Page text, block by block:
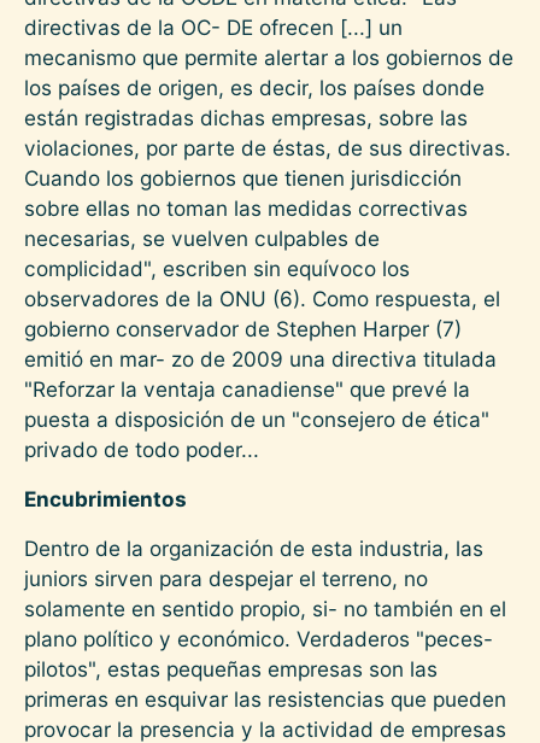
directivas de la OC- DE ofrecen [...] un
mecanismo que permite alertar a los gobiernos de
los países de origen, es decir, los países donde
están registradas dichas empresas, sobre las
violaciones, por parte de éstas, de sus directivas.
Cuando los gobiernos que tienen jurisdicción
sobre ellas no toman las medidas correctivas
necesarias, se vuelven culpables de
complicidad", escriben sin equívoco los
observadores de la ONU (6). Como respuesta, el
gobierno conservador de Stephen Harper (7)
emitió en mar- zo de 2009 una directiva titulada
"Reforzar la ventaja canadiense" que prevé la
puesta a disposición de un "consejero de ética"
privado de todo poder...
Encubrimientos
Dentro de la organización de esta industria, las
juniors sirven para despejar el terreno, no
solamente en sentido propio, si- no también en el
plano político y económico. Verdaderos "peces-
pilotos", estas pequeñas empresas son las
primeras en esquivar las resistencias que pueden
provocar la presencia y la actividad de empresas